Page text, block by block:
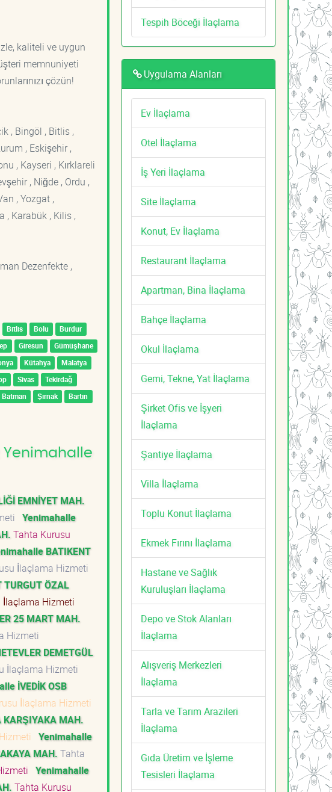
kaliteli ve uygun
memnuniyeti
çözün!
, Bingöl , Bitlis ,
, Eskişehir ,
, Kayseri , Kırklareli
, Niğde , Ordu ,
, Yozgat ,
, Karabük , Kilis ,
Dezenfekte ,
Bitlis Bolu
Burdur
Giresun
Gümüşhane
Kütahya
Malatya
Sivas
Tekirdağ
Batman Şırnak
Bartın
EMNİYET MAH.
Yenimahalle
Tahta Kurusu
BATIKENT
İlaçlama Hizmeti
ÖZAL
İlaçlama Hizmeti
25 MART MAH.
Hizmeti
DEMETGÜL
İlaçlama Hizmeti
İVEDİK OSB
İlaçlama Hizmeti
MAH.
Yenimahalle
MAH. Tahta
Yenimahalle
Tahta Kurusu
Tespih Böceği İlaçlama
Uygulama Alanları
Ev İlaçlama
Otel İlaçlama
İş Yeri İlaçlama
Site İlaçlama
Konut, Ev İlaçlama
Restaurant İlaçlama
Apartman, Bina İlaçlama
Bahçe İlaçlama
Okul İlaçlama
Gemi, Tekne, Yat İlaçlama
Şirket Ofis ve İşyeri
İlaçlama
Şantiye İlaçlama
Villa İlaçlama
Toplu Konut İlaçlama
Ekmek Fırını İlaçlama
Hastane ve Sağlık
Kuruluşları İlaçlama
Depo ve Stok Alanları
İlaçlama
Alışveriş Merkezleri
İlaçlama
Tarla ve Tarım Arazileri
İlaçlama
Gıda Üretim ve İşleme
Tesisleri İlaçlama